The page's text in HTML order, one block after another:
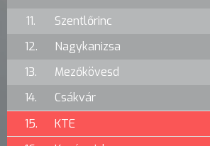
11.
Szentlőrinc
12.
Nagykanizsa
13.
Mezőkövesd
14.
Csákvár
15.
KTE